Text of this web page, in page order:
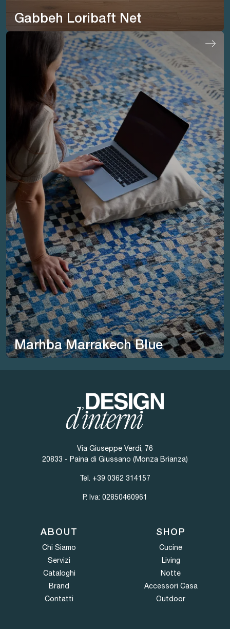
Gabbeh Loribaft Net
Marhba Marrakech Blue
Via Giuseppe Verdi, 76
20833 - Paina di Giussano (Monza Brianza)
Tel. +39 0362 314157
P. Iva: 02850460961
ABOUT
Chi Siamo
Servizi
Cataloghi
Brand
Contatti
SHOP
Cucine
Living
Notte
Accessori Casa
Outdoor